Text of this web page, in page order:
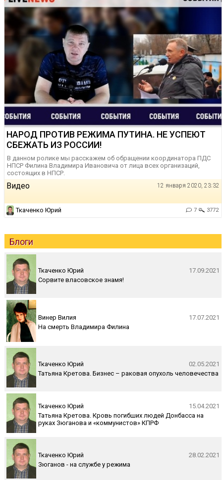
НАРОД ПРОТИВ РЕЖИМА ПУТИНА. НЕ УСПЕЮТ
СБЕЖАТЬ ИЗ РОССИИ!
В данном ролике мы расскажем об обращении координатора ПДС
НПСР Филина Владимира Ивановича от лица всех организаций,
состоящих в НПСР.
Видео 12 января 2020, 23:32
Ткаченко Юрий 7 3772
Блоги
Ткаченко Юрий
17.09.2021
Сорвите власовское знамя!
Винер Вилия
17.07.2021
На смерть Владимира Филина
Ткаченко Юрий
02.05.2021
Татьяна Кретова. Бизнес – раковая опухоль человечества
Ткаченко Юрий
15.04.2021
Татьяна Кретова. Кровь погибших людей Донбасса на
руках Зюганова и «коммунистов» КПРФ
Ткаченко Юрий
28.02.2021
Зюганов - на службе у режима